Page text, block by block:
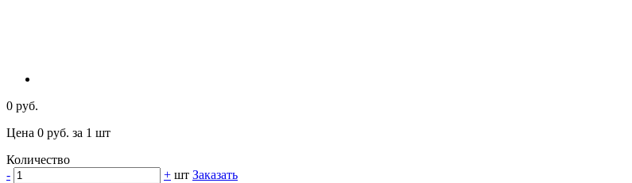
0 руб.
Цена 0 руб. за 1 шт
Количество
-
+ шт Заказать